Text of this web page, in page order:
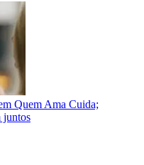
Quem Ama Cuida;
juntos